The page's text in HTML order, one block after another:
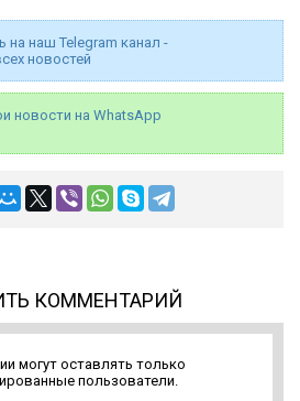
на наш Telegram канал -
новостей
новости на WhatsApp
КОММЕНТАРИЙ
могут оставлять только
пользователи.